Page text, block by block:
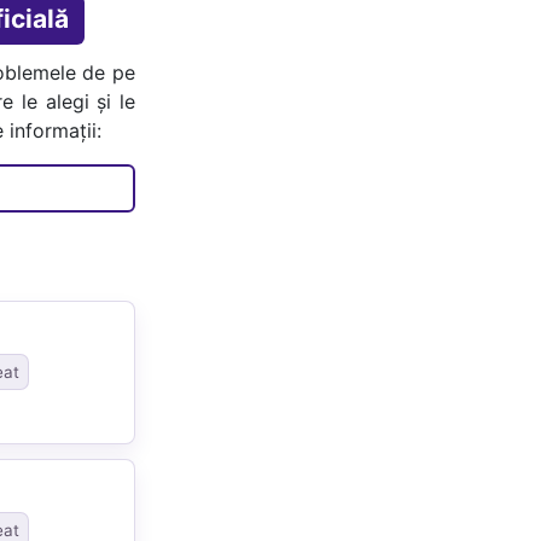
de pe
le alegi și le
informații: